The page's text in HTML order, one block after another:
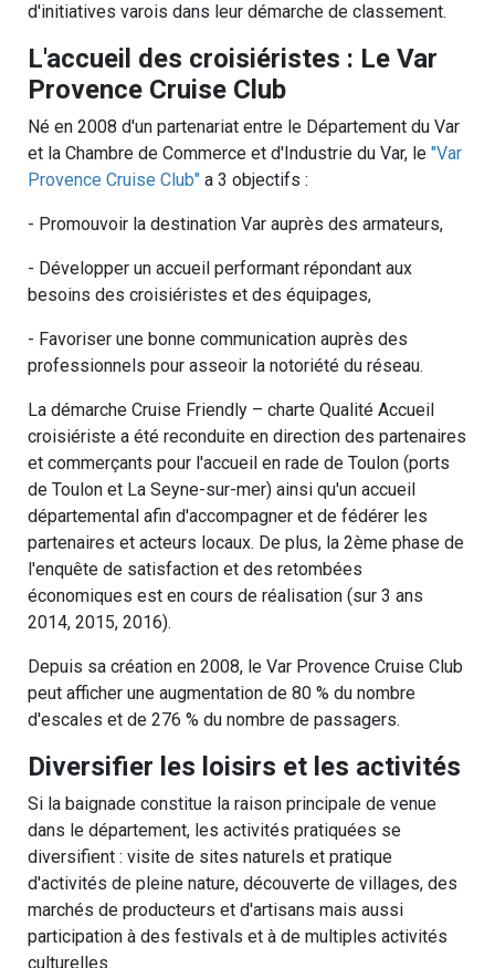
d'initiatives varois dans leur démarche de classement.
L'accueil des croisiéristes : Le Var
Provence Cruise Club
Né en 2008 d'un partenariat entre le Département du Var
et la Chambre de Commerce et d'Industrie du Var, le "Var
Provence Cruise Club" a 3 objectifs :
- Promouvoir la destination Var auprès des armateurs,
- Développer un accueil performant répondant aux
besoins des croisiéristes et des équipages,
- Favoriser une bonne communication auprès des
professionnels pour asseoir la notoriété du réseau.
La démarche Cruise Friendly – charte Qualité Accueil
croisiériste a été reconduite en direction des partenaires
et commerçants pour l'accueil en rade de Toulon (ports
de Toulon et La Seyne-sur-mer) ainsi qu'un accueil
départemental afin d'accompagner et de fédérer les
partenaires et acteurs locaux. De plus, la 2ème phase de
l'enquête de satisfaction et des retombées
économiques est en cours de réalisation (sur 3 ans
2014, 2015, 2016).
Depuis sa création en 2008, le Var Provence Cruise Club
peut afficher une augmentation de 80 % du nombre
d'escales et de 276 % du nombre de passagers.
Diversifier les loisirs et les activités
Si la baignade constitue la raison principale de venue
dans le département, les activités pratiquées se
diversifient : visite de sites naturels et pratique
d'activités de pleine nature, découverte de villages, des
marchés de producteurs et d'artisans mais aussi
participation à des festivals et à de multiples activités
culturelles.